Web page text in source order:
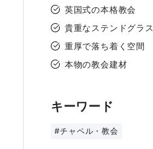
英国式の本格教会
貴重なステンドグラス
重厚で落ち着く空間
本物の教会建材
キーワード
#チャペル・教会